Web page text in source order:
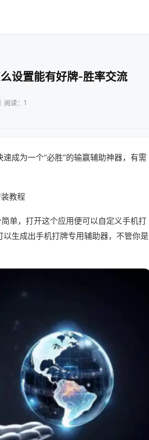
设置能有好牌-胜率交流
阅读：1
成为一个“必胜”的输赢辅助神器，有需
教程
单，打开这个应用便可以自定义手机打
生成出手机打牌专用辅助器，不管你是